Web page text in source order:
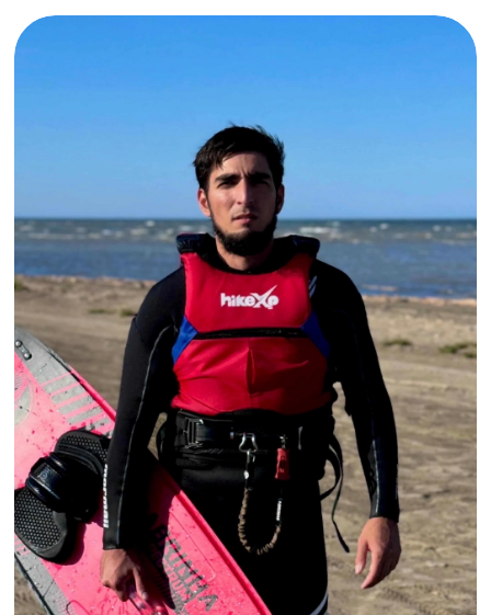
«Экстремальные виды спорта всегда
были мне близки. Помимо кайтсерфинга, я
с морем и с детства проводил много
времени на берегу. Впервые на водные
лыжи я встал в 15 лет, а кайтсерфингом
занимаюсь около двух лет», — Абдулла.
В прошлом году в республике запустили
проект по развитию парусного спорта.
Тогда же на Чиркейское водохранилище
спустили первую яхту и планируется еще
семь. До этого парусный центр в регионе
отсутствовал, несмотря на большое
количество водоемов.
10-12 апреля в Дагестане пройдет
парусная регата «Кубок 6МХ», в которой
можно будет поучаствовать и новичкам.